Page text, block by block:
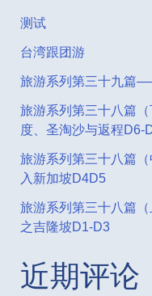
测试
台湾跟团游
旅游系列第三十九篇
旅游系列第三十八篇
度、圣淘沙与返程D6-
旅游系列第三十八篇
入新加坡D4D5
旅游系列第三十八篇
之吉隆坡D1-D3
近期评论